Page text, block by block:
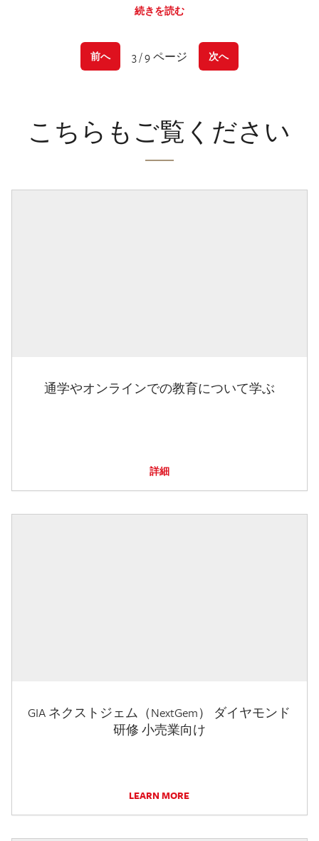
続きを読む
前へ 3 / 9 ページ 次へ
こちらもご覧ください
通学やオンラインでの教育について学ぶ
詳細
GIA ネクストジェム（NextGem） ダイヤモンド
研修 小売業向け
LEARN MORE